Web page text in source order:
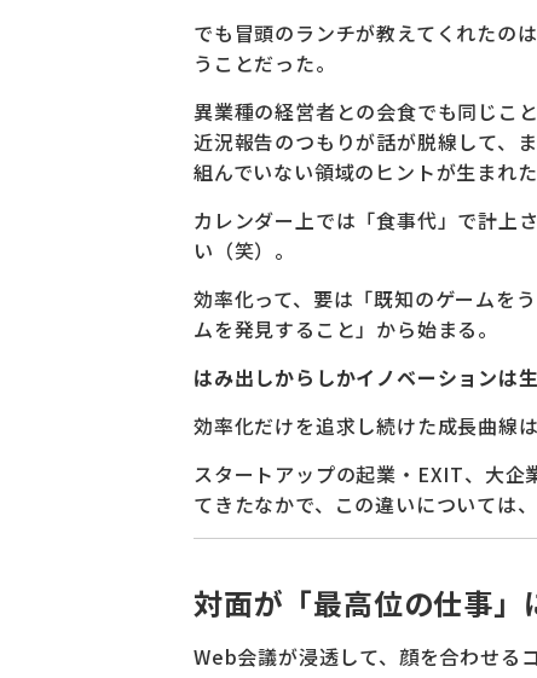
でも冒頭のランチが教えてくれたのは
うことだった。
異業種の経営者との会食でも同じこと
近況報告のつもりが話が脱線して、
組んでいない領域のヒントが生まれた
カレンダー上では「食事代」で計上
い（笑）。
効率化って、要は「既知のゲームを
ムを発見すること」から始まる。
はみ出しからしかイノベーションは生
効率化だけを追求し続けた成長曲線
スタートアップの起業・EXIT、大
てきたなかで、この違いについては
対面が「最高位の仕事」
Web会議が浸透して、顔を合わせる